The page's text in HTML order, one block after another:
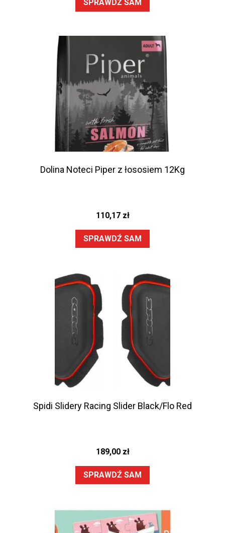
SPRAWDŹ SAM
Dolina Noteci Piper z łososiem 12Kg
110,17 zł
SPRAWDŹ SAM
Spidi Slidery Racing Slider Black/Flo Red
189,00 zł
SPRAWDŹ SAM